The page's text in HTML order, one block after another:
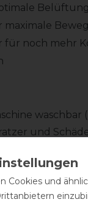
für noch mehr
und
speziell
ganz
Cookies und